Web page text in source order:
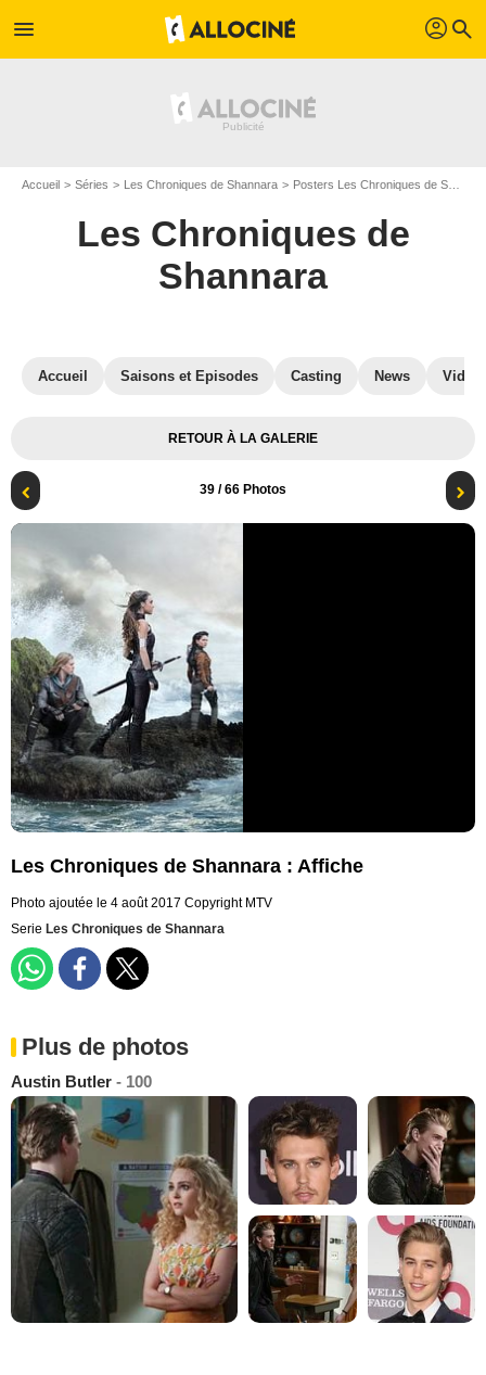
menu profil search
Accueil Séries Les Chroniques de Shannara Posters Les Chroniques de Shannara
Les Chroniques de
Shannara
Accueil Saisons et Episodes Casting News
RETOUR À LA GALERIE
39 / 66 Photos
Les Chroniques de Shannara : Affiche
Photo ajoutée le 4 août 2017 Copyright MTV
Serie Les Chroniques de Shannara
Plus de photos
Austin Butler - 100